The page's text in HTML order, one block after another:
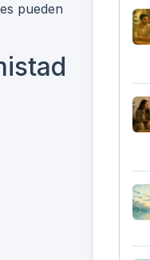
pueden